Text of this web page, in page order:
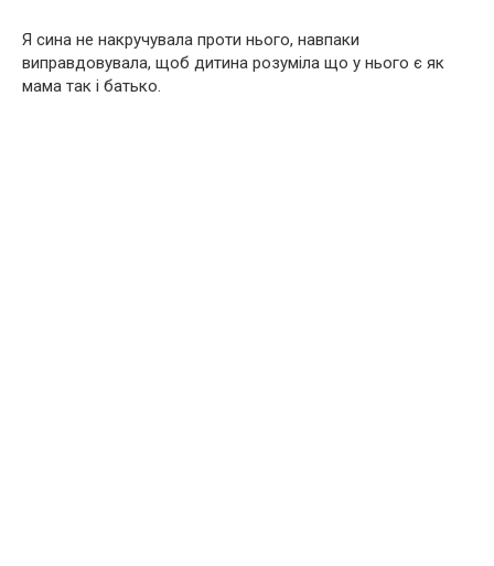
Я сина не накручувала проти нього, навпаки
виправдовувала, щоб дитина розуміла що у нього є як
мама так і батько.